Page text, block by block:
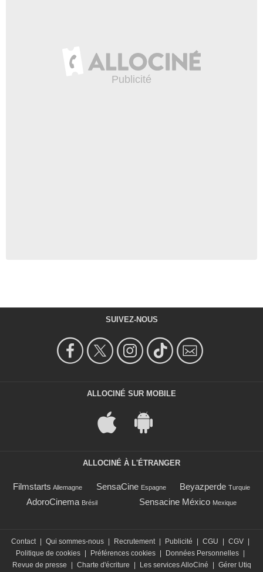
SUIVEZ-NOUS
ALLOCINÉ SUR MOBILE
ALLOCINÉ À L'ÉTRANGER
Filmstarts Allemagne SensaCine Espagne Beyazperde Turquie
AdoroCinema Brésil Sensacine México Mexique
Contact | Qui sommes-nous | Recrutement | Publicité | CGU | CGV |
Politique de cookies | Préférences cookies | Données Personnelles |
Revue de presse
| Charte d'écriture | Les services AlloCiné | Gérer Utiq